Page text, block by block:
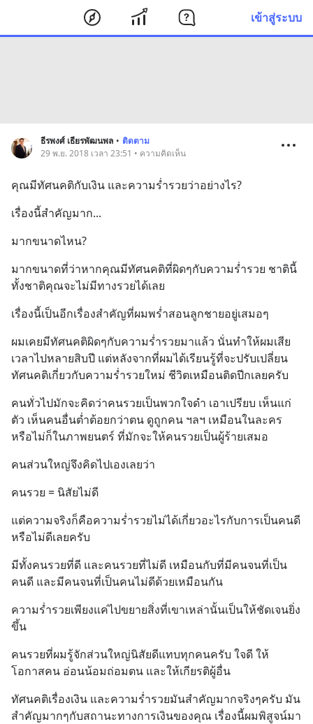
เข้าสู่ระบบ
ธีรพงศ์ เธียรพัฒนพล • ติดตาม
29 พ.ย. 2018 เวลา 23:51 • ความคิดเห็น
คุณมีทัศนคติกับเงิน และความร่ำรวยว่าอย่างไร?
เรื่องนี้สำคัญมาก...
มากขนาดไหน?
มากขนาดที่ว่าหากคุณมีทัศนคติที่ผิดๆกับความร่ำรวย ชาตินี้
ทั้งชาติคุณจะไม่มีทางรวยได้เลย
เรื่องนี้เป็นอีกเรื่องสำคัญที่ผมพร่ำสอนลูกชายอยู่เสมอๆ
ผมเคยมีทัศนคติผิดๆกับความร่ำรวยมาแล้ว นั่นทำให้ผมเสีย
เวลาไปหลายสิบปี แต่หลังจากที่ผมได้เรียนรู้ที่จะปรับเปลี่ยน
ทัศนคติเกี่ยวกับความร่ำรวยใหม่ ชีวิตเหมือนติดปีกเลยครับ
คนทั่วไปมักจะคิดว่าคนรวยเป็นพวกใจดำ เอาเปรียบ เห็นแก่
ตัว เห็นคนอื่นต่ำต้อยกว่าตน ดูถูกคน ฯลฯ เหมือนในละคร
หรือไม่ก็ในภาพยนตร์ ที่มักจะให้คนรวยเป็นผู้ร้ายเสมอ
คนส่วนใหญ่จึงคิดไปเองเลยว่า
คนรวย = นิสัยไม่ดี
แต่ความจริงก็คือความร่ำรวยไม่ได้เกี่ยวอะไรกับการเป็นคนดี
หรือไม่ดีเลยครับ
มีทั้งคนรวยที่ดี และคนรวยที่ไม่ดี เหมือนกับที่มีคนจนที่เป็น
คนดี และมีคนจนที่เป็นคนไม่ดีด้วยเหมือนกัน
ความร่ำรวยเพียงแค่ไปขยายสิ่งที่เขาเหล่านั้นเป็นให้ชัดเจนยิ่ง
ขึ้น
คนรวยที่ผมรู้จักส่วนใหญ่นิสัยดีแทบทุกคนครับ ใจดี ให้
โอกาสคน อ่อนน้อมถ่อมตน และให้เกียรติผู้อื่น
ทัศนคติเรื่องเงิน และความร่ำรวยมันสำคัญมากจริงๆครับ มัน
สำคัญมากๆกับสถานะทางการเงินของคุณ เรื่องนี้ผมพิสูจน์มา